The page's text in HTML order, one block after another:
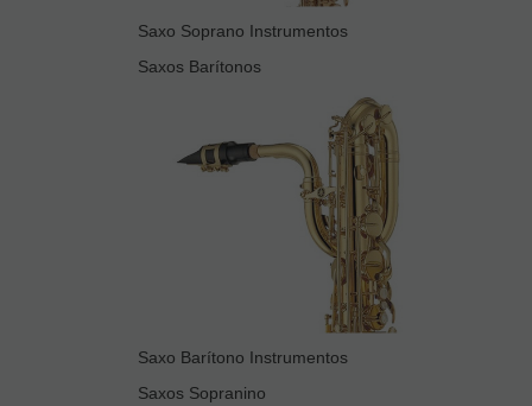
Saxo Soprano Instrumentos
Saxos Barítonos
Saxo Barítono Instrumentos
Saxos Sopranino